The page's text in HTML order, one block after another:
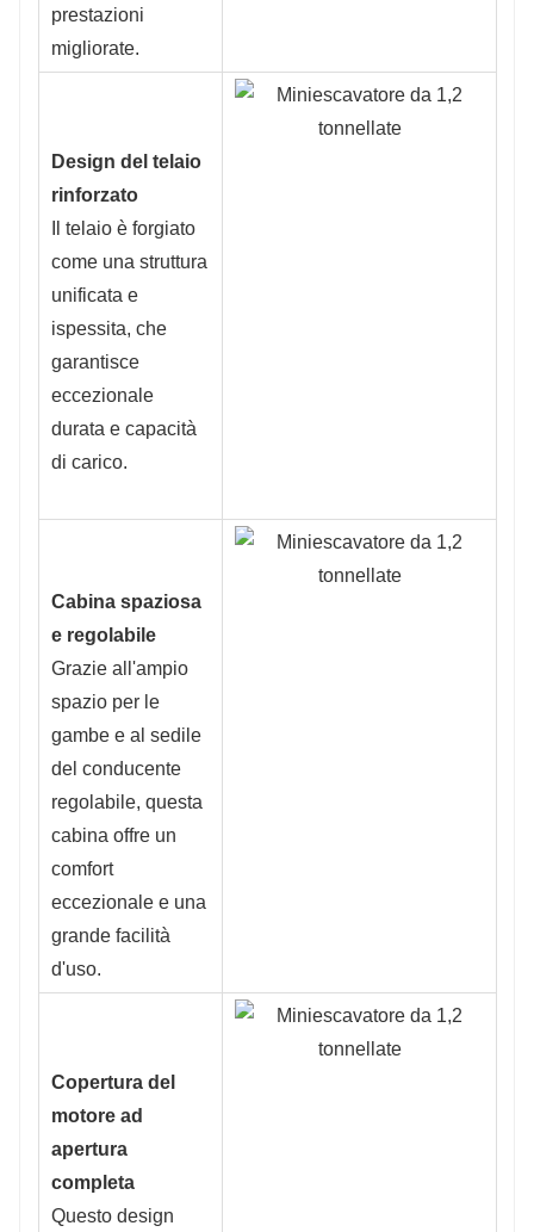
prestazioni
migliorate.
Design del telaio
rinforzato
Il telaio è forgiato
come una struttura
unificata e
ispessita, che
garantisce
eccezionale
durata e capacità
di carico.
Cabina spaziosa
e regolabile
Grazie all'ampio
spazio per le
gambe e al sedile
del conducente
regolabile, questa
cabina offre un
comfort
eccezionale e una
grande facilità
d'uso.
Copertura del
motore ad
apertura
completa
Questo design